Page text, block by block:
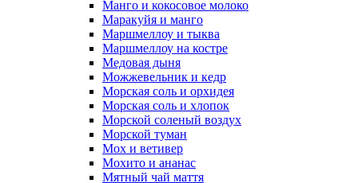
Манго и кокосовое молоко
Маракуйя и манго
Маршмеллоу и тыква
Маршмеллоу на костре
Медовая дыня
Можжевельник и кедр
Морская соль и орхидея
Морская соль и хлопок
Морской соленый воздух
Морской туман
Мох и ветивер
Мохито и ананас
Мятный чай маття